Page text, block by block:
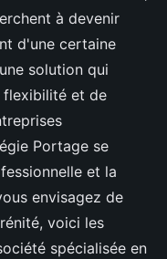
sérénité
à devenir
d'une certaine
solution qui
flexibilité et de
Portage se
et la
envisagez de
voici les
spécialisée en